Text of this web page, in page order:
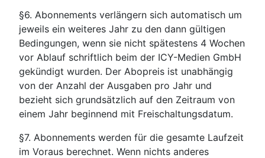
§6. Abonnements verlängern sich automatisch um
jeweils ein weiteres Jahr zu den dann gültigen
Bedingungen, wenn sie nicht spätestens 4 Wochen
vor Ablauf schriftlich beim der ICY-Medien GmbH
gekündigt wurden. Der Abopreis ist unabhängig
von der Anzahl der Ausgaben pro Jahr und
bezieht sich grundsätzlich auf den Zeitraum von
einem Jahr beginnend mit Freischaltungsdatum.
§7. Abonnements werden für die gesamte Laufzeit
im Voraus berechnet. Wenn nichts anderes